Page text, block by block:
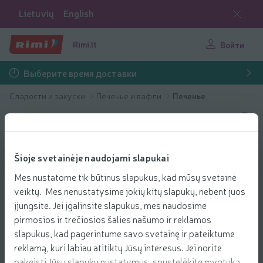
Šioje svetainėje naudojami slapukai
Mes nustatome tik būtinus slapukus, kad mūsų svetainė
veiktų. Mes nenustatysime jokių kitų slapukų, nebent juos
įjungsite. Jei įgalinsite slapukus, mes naudosime
pirmosios ir trečiosios šalies našumo ir reklamos
slapukus, kad pagerintume savo svetainę ir pateiktume
reklamą, kuri labiau atitiktų Jūsų interesus. Jei norite
Lietuvių English
Rimi.lt Войти
Выберите время доставки
Сладости и закуски Печенье и вафли Печенье